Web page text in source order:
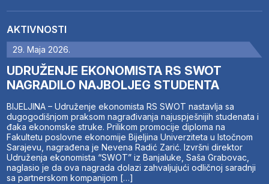
AKTIVNOSTI
29. Maja 2026.
UDRUŽENJE EKONOMISTA RS SWOT
NAGRADILO NAJBOLJEG STUDENTA
BIJELJINA – Udruženje ekonomista RS SWOT nastavlja sa
dugogodišnjom praksom nagrađivanja najuspješnijih studenata i
đaka ekonomske struke. Prilikom promocije diploma na
Fakultetu poslovne ekonomije Bijeljina Univerziteta u Istočnom
Sarajevu, nagrađena je Nevena Radić Zarić. Izvršni direktor
Udruženja ekonomista “SWOT” iz Banjaluke, Saša Grabovac,
naglasio je da ova nagrada dolazi zahvaljujući odličnoj saradnji
sa partnerskom kompanijom […]